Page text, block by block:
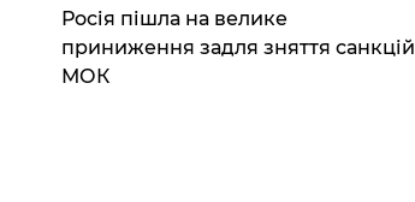
Росія пішла на велике
приниження задля зняття санкцій
МОК